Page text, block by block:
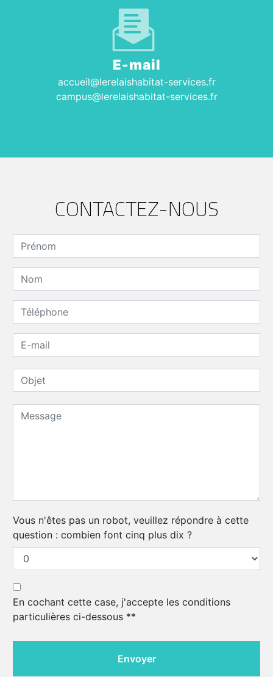
E-mail
accueil@lerelaishabitat-services.fr
campus@lerelaishabitat-services.fr
CONTACTEZ-NOUS
Vous n'êtes pas un robot, veuillez répondre à cette
question : combien font cinq plus dix ?
En cochant cette case, j'accepte les conditions
particulières ci-dessous **
Envoyer